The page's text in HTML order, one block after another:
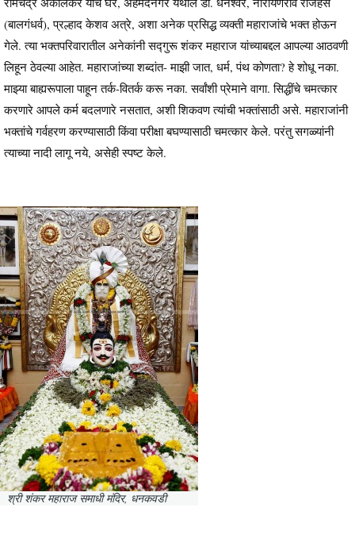
(बालगंधर्व), प्रल्हाद केशव अत्रे, अशा अनेक प्रसिद्ध व्यक्ती महाराजांचे भक्त होऊन
गेले. त्या भक्तपरिवारातील अनेकांनी सद्गुरू शंकर महाराज यांच्याबद्दल आपल्या आठवणी
लिहून ठेवल्या आहेत. महाराजांच्या शब्दांत- माझी जात, धर्म, पंथ कोणता? हे शोधू नका.
माझ्या बाह्यरूपाला पाहून तर्क-वितर्क करू नका. सर्वांशी प्रेमाने वागा. सिद्धींचे चमत्कार
करणारे आपले कर्म बदलणारे नसतात, अशी शिकवण त्यांची भक्तांसाठी असे. महाराजांनी
भक्तांचे गर्वहरण करण्यासाठी किंवा परीक्षा बघण्यासाठी चमत्कार केले. परंतु सगळ्यांनी
त्याच्या नादी लागू नये, असेही स्पष्ट केले.
श्री शंकर महाराज समाधी मंदिर, धनकवडी